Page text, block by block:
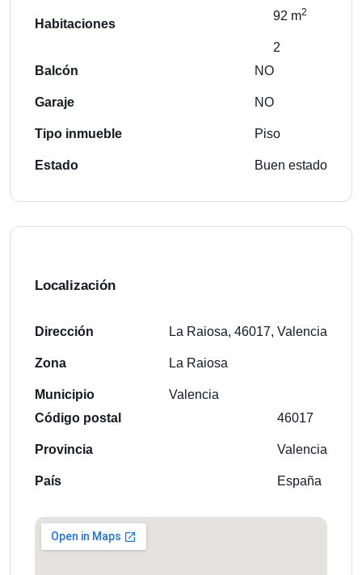
Habitaciones
92 m2
2
Balcón
Garaje
Tipo inmueble
Estado
NO
NO
Piso
Buen estado
Localización
Dirección
Zona
Municipio
La Raiosa, 46017, Valencia
La Raiosa
Valencia
Código postal
Provincia
País
46017
Valencia
España